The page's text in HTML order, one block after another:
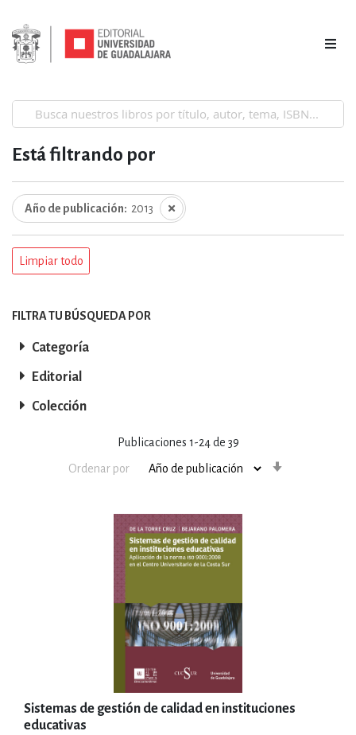
Publicaciones 1-24de 39
Ordenar por
Sistemas de gestión de calidad en instituciones
educativas
Está filtrando por
Año de publicación 2013
Limpiar todo
FILTRA TU BÚSQUEDA POR
Categoría
Editorial
Colección